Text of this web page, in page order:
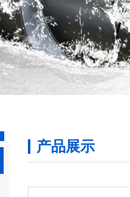
产品展示